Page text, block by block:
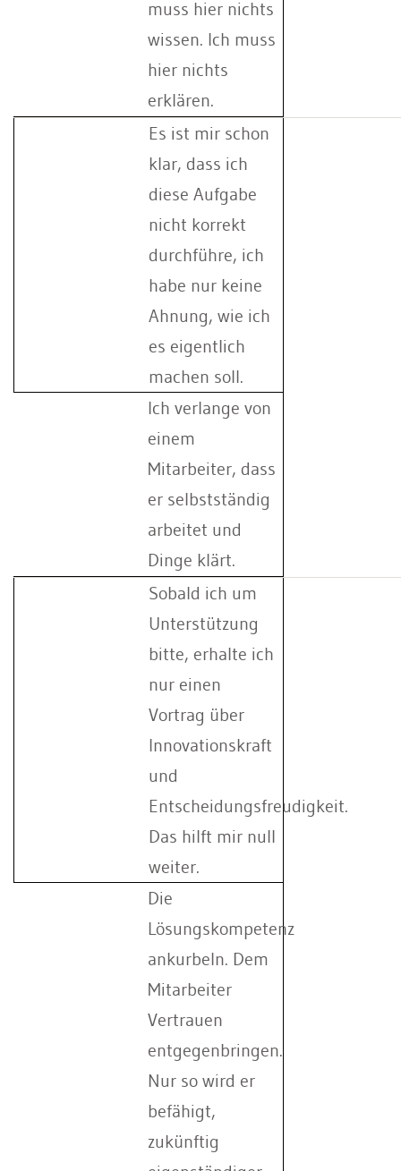
muss hier nichts
wissen. Ich muss
hier nichts
erklären.
Es ist mir schon
klar, dass ich
diese Aufgabe
nicht korrekt
durchführe, ich
habe nur keine
Ahnung, wie ich
es eigentlich
machen soll.
Ich verlange von
einem
Mitarbeiter, dass
er selbstständig
arbeitet und
Dinge klärt.
Sobald ich um
Unterstützung
bitte, erhalte ich
nur einen
Vortrag über
Innovationskraft
und
Entscheidungsfreudigkeit.
Das hilft mir null
weiter.
Die
Lösungskompetenz
ankurbeln. Dem
Mitarbeiter
Vertrauen
entgegenbringen.
Nur so wird er
befähigt,
zukünftig